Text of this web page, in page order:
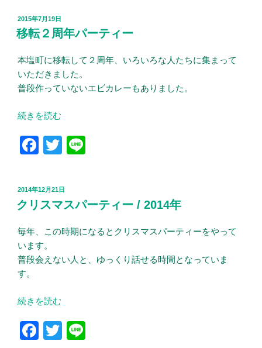
の
こ
れ
ま
で
こ
か
ら”
c
e
o
o
er
投
稿
日:
2015年7月19日
移転２周年パーティー
本塩町に移転して２周年、いろいろな人たちに集まって
いただきました。
普段作っていないエビカレーもありました。
“移
２
周
パ
ー
テ
ィ
ー”
の
続きを読む
F
c
e
o
o
T
tt
er
投
稿
日:
2014年12月21日
クリスマスパーティー / 2014年
毎年、この時期になるとクリスマスパーティーをやって
います。
普段会えない人と、ゆっくり話せる時間となっていま
す。
“ク
ス
マ
続きを読む
F
T